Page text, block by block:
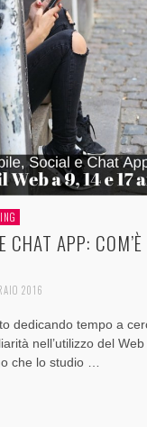
CHAT APP:
2016
dedicando tempo a
nell’utilizzo del
che lo studio …